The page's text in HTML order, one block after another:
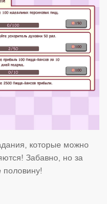
которые можно
Забавно, но за
половину!